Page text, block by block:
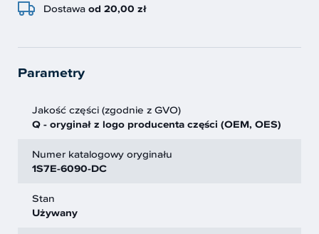
Dostawa od 20,00 zł
Parametry
Jakość części (zgodnie z GVO)
Q - oryginał z logo producenta części (OEM, OES)
Numer katalogowy oryginału
1S7E-6090-DC
Stan
Używany